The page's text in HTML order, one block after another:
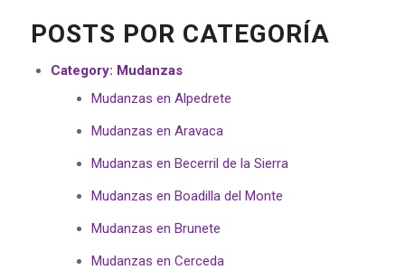
POSTS POR CATEGORÍA
Category: Mudanzas
Mudanzas en Alpedrete
Mudanzas en Aravaca
Mudanzas en Becerril de la Sierra
Mudanzas en Boadilla del Monte
Mudanzas en Brunete
Mudanzas en Cerceda